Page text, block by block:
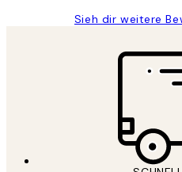
Sieh dir weitere